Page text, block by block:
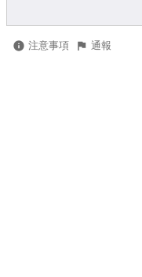
注意事項 通報